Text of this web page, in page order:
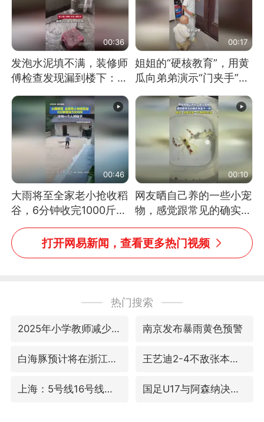
00:36
发泡水泥填不满，装修师
傅检查发现漏到楼下：出
风口未延伸到外墙
00:17
姐姐的“硬核教育”，用黄
瓜向弟弟演示“门夹手”，
网友：果然言传不如身
教！
00:46
大雨将至全家老小抢收稻
谷，6分钟收完1000斤，
没有一个人掉链子
00:10
网友晒自己养的一些小宠
物，感觉跟常见的确实有
些不一样
打开网易新闻，查看更多热门视频
热门搜索
2025年小学教师减少13.19万 南京发布暴雨黄色预警
白海豚预计将在浙江苍南到三门一带登陆 王艺迪2-4不敌张本美和止步4强
上海：5号线16号线浦江线全线停运 国足U17与阿森纳决赛取消 并列冠军